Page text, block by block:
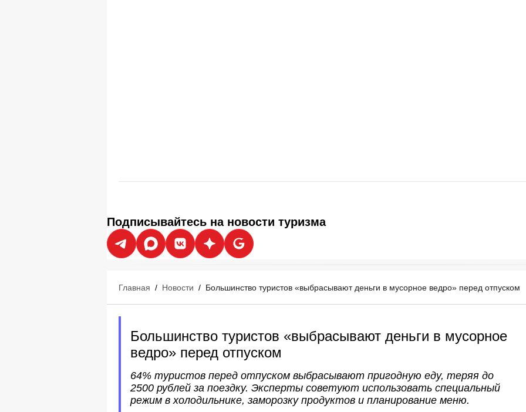
Подписывайтесь на новости туризма
Главная / Новости / Большинство туристов «выбрасывают деньги в мусорное ведро» перед отпуском
Большинство туристов «выбрасывают деньги в мусорное
ведро» перед отпуском
64% туристов перед отпуском выбрасывают пригодную еду, теряя до
2500 рублей за поездку. Эксперты советуют использовать специальный
режим в холодильнике, заморозку продуктов и планирование меню.